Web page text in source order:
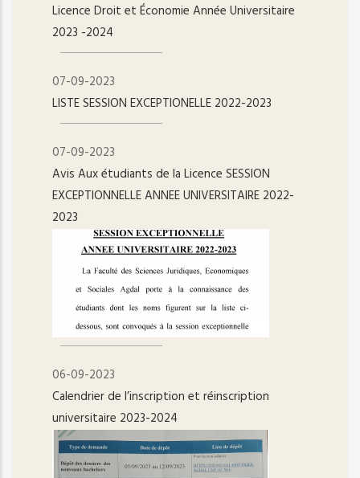
Licence Droit et Économie Année Universitaire
2023 -2024
07-09-2023
LISTE SESSION EXCEPTIONELLE 2022-2023
07-09-2023
Avis Aux étudiants de la Licence SESSION
EXCEPTIONNELLE ANNEE UNIVERSITAIRE 2022-
2023
06-09-2023
Calendrier de l’inscription et réinscription
universitaire 2023-2024